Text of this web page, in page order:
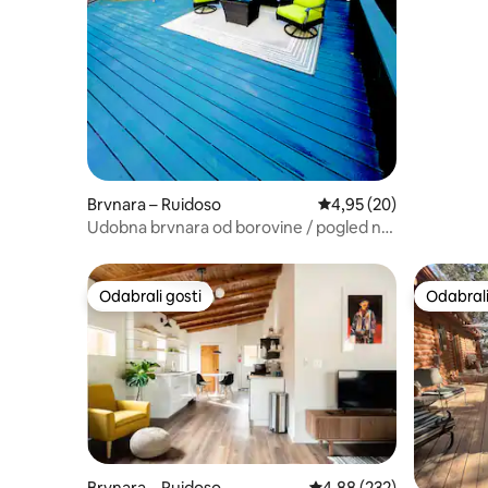
Brvnara – Ruidoso Prosječna ocjena:
4,95 (20)
Udobna brvnara od borovine / pogled na
Odabrali gosti
Odabrali gosti